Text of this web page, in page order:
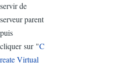
servir de
serveurparent
puis
cliquer sur "C
reate Virtual